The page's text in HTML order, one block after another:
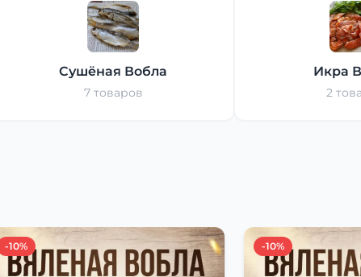
Сушёная Вобла
7 товаров
Икра
2
-10% -10%